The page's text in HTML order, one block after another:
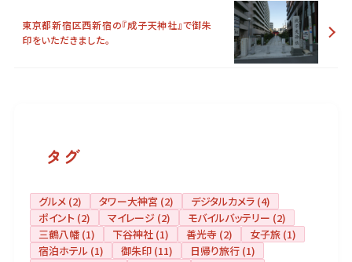
東京都新宿区西新宿の『成子天神社』で御朱
印をいただきました。
タグ
グルメ(2) タワー大神宮 (2) デジタルカメラ(4)
ポイント (2) マイレージ(2) モバイルバッテリー (2)
三鶴八幡(1) 下谷神社(1) 善光寺 (2) 女子旅(1)
宿泊ホテル(1) 御朱印(11) 日帰り旅行(1)